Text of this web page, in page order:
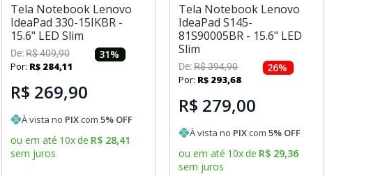
Tela Notebook Lenovo
IdeaPad 330-15IKBR -
15.6" LED Slim
De:R$409,90 31%
Por: R$ 284,11
R$ 269,90
À vista no PIXcom 5% OFF
ou em até 10xde R$ 28,41
sem juros
Tela Notebook Lenovo
IdeaPad S145-
81S90005BR - 15.6" LED
Slim
De:R$394,90 26%
Por: R$ 293,68
R$ 279,00
À vista no PIXcom5% OFF
ou em até 10xde R$ 29,36
sem juros